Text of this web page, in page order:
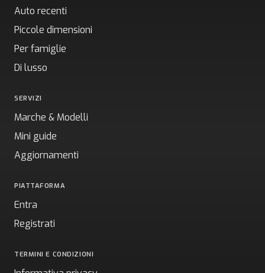
Auto recenti
Piccole dimensioni
Per famiglie
Di lusso
SERVIZI
Marche & Modelli
Mini guide
Aggiornamenti
PIATTAFORMA
Entra
Registrati
TERMINI E CONDIZIONI